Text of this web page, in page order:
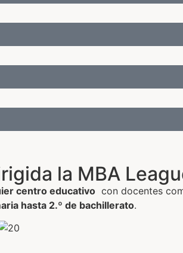
la MBA
centro educativo con docentes
hasta 2.º de bachillerato.